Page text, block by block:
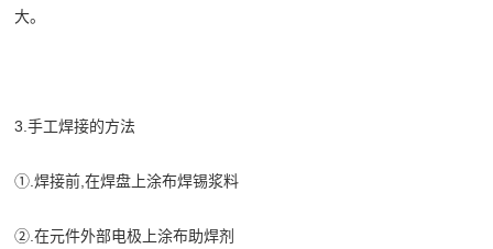
大。
3.手工焊接的方法
①.焊接前,在焊盘上涂布焊锡浆料
②.在元件外部电极上涂布助焊剂